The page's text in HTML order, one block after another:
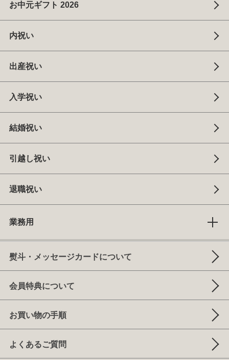
お中元ギフト 2026
内祝い
出産祝い
入学祝い
結婚祝い
引越し祝い
退職祝い
業務用
熨斗・メッセージカードについて
会員特典について
お買い物の手順
よくあるご質問